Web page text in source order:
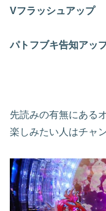
Vフラッシュアップ
パトフブキ告知アッ
先読みの有無にある
楽しみたい人はチャ